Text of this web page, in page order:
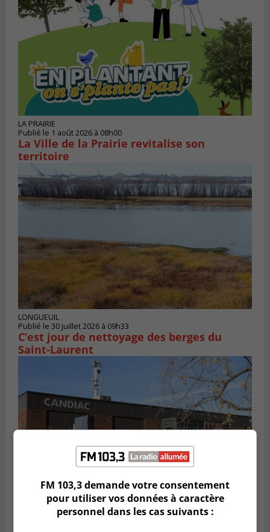
LA PRAIRIE
Publié le 1 août 2026 à 08h00
La Ville de la Prairie revitalise son
territoire
LONGUEUIL
Publié le 30 juillet 2026 à 09h33
C’est jour de nettoyage des berges du
Saint-Laurent
Publié le 27 juillet 2026 à 14h40
FM 103,3 demande votre consentement
pour utiliser vos données à caractère
personnel dans les cas suivants :